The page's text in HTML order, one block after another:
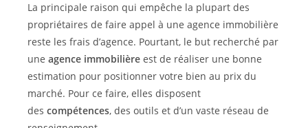
La principale raison qui empêche la plupart des
propriétaires de faire appel à une agence immobilière
reste les frais d’agence. Pourtant, le but recherché par
une agence immobilière est de réaliser une bonne
estimation pour positionner votre bien au prix du
marché. Pour ce faire, elles disposent
des compétences, des outils et d’un vaste réseau de